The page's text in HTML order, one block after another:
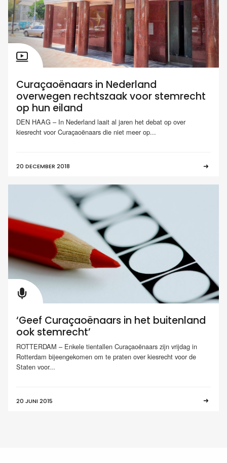
Curaçaoënaars in Nederland
overwegen rechtszaak voor stemrecht
op hun eiland
DEN HAAG – In Nederland laait al jaren het debat op over
kiesrecht voor Curaçaoënaars die niet meer op...
20 DECEMBER 2018
‘Geef Curaçaoënaars in het buitenland
ook stemrecht’
ROTTERDAM – Enkele tientallen Curaçaoënaars zijn vrijdag in
Rotterdam bijeengekomen om te praten over kiesrecht voor de
Staten voor...
20 JUNI 2015